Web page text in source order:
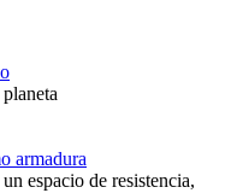
armadura
espacio de resistencia,